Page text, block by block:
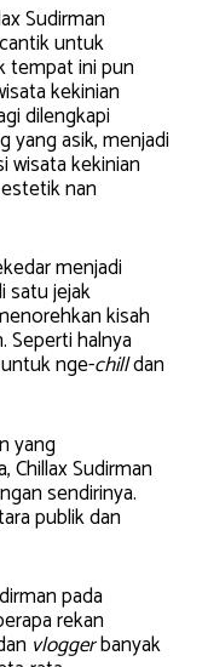
Sudirman
untuk
tempat ini pun
kekinian
dilengkapi
yang asik, menjadi
wisata kekinian
nan
menjadi
satu jejak
kisah
Seperti halnya
nge-chilldan
yang
Chillax Sudirman
sendirinya.
publik dan
pada
rekan
vloggerbanyak